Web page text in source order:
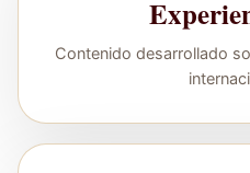
Contenido desarrollado